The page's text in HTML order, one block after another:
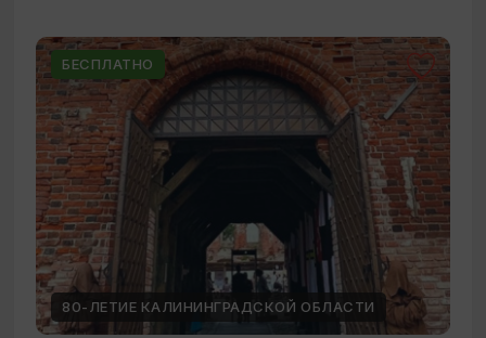
БЕСПЛАТНО
80-ЛЕТИЕ КАЛИНИНГРАДСКОЙ ОБЛАСТИ